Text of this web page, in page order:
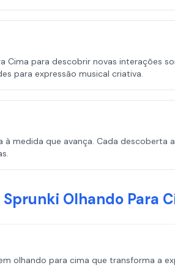
para descobrir novas interações
para expressão musical criativa.
medida que avança. Cada descoberta
Olhando Para
olhando para cima que transforma a